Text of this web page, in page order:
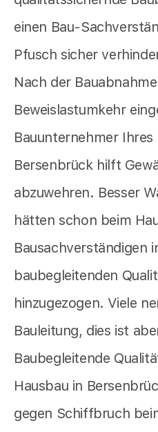
einen Bau-
Pfusch sicher
Nach der
Beweislastumkehr
Bauunternehmer Ihres
Bersenbrück hilft
abzuwehren. Besser
hätten schon beim
Bausachverständigen
baubegleitenden
hinzugezogen. Viele
Bauleitung, dies ist
Baubegleitende
Hausbau in
gegen Schiffbruch